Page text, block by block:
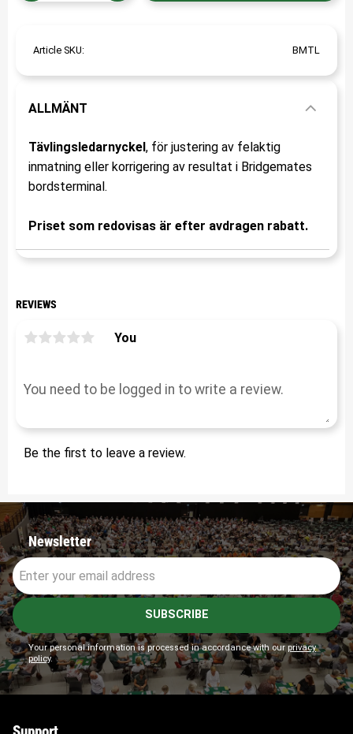
Article SKU BMTL
ALLMÄNT
Tävlingsledarnyckel, för justering av felaktig
inmatning eller korrigering av resultat i Bridgemates
bordsterminal.
Priset som redovisas är efter avdragen rabatt.
REVIEWS
You
Be the first to leave a review.
Newsletter
SUBSCRIBE
Your personal information is processed in accordance with ourprivacy
policy.